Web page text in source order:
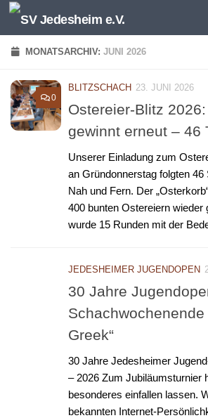
Unter dem Inhalt
MONATSARCHIV:JUNI 2026
0
BLITZSCHACH 23. JUNI 2026
Ostereier-Blitz
gewinnt erneut – 46
Unserer Einladung zum
an Gründonnerstag folgten
Nah und Fern. Der
400 bunten Ostereiern wieder
wurde 15 Runden mit der
JEDESHEIMER JUGENDOPEN
30 Jahre
Schachwochenende
Greek“
30 Jahre Jedesheimer
– 2026 Zum Jubiläumsturnier
besonderes einfallen lassen.
bekannten Internet-